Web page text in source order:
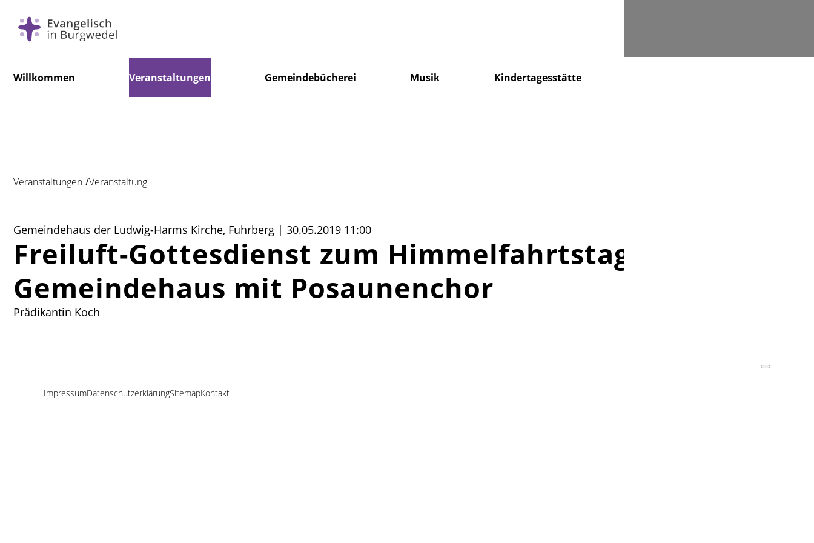
überspringen
Willkommen Veranstaltungen Gemeindebücherei Musik Kindertagesstätte
Veranstaltungen Veranstaltung
Gemeindehaus der Ludwig-Harms Kirche, Fuhrberg | 30.05.2019 11:00
Freiluft-Gottesdienst zum Himmelfahrtstag vor dem
Gemeindehaus mit Posaunenchor
Prädikantin Koch
Navigation
ImpressumDatenschutzerklärungSitemapKontakt